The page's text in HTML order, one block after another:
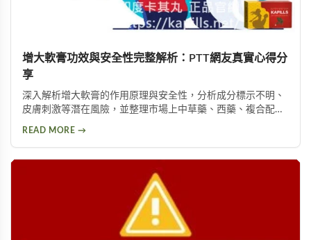
增大軟膏功效與安全性完整解析：PTT網友真實心得分
享
深入解析增大軟膏的作用原理與安全性，分析成分標示不明、
皮膚刺激等潛在風險，並整理市場上中草藥、西藥、複合配方
READ MORE →